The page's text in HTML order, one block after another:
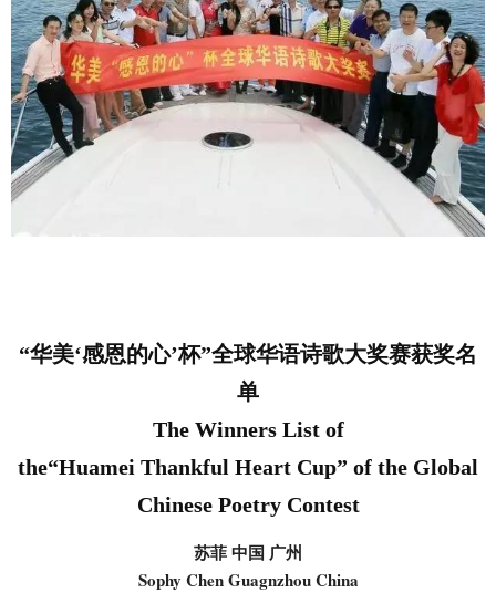
“华美‘感恩的心’杯”全球华语诗歌大奖赛获奖名
单
The Winners List of
the“Huamei Thankful Heart Cup” of the Global
Chinese Poetry Contest
苏菲 中国 广州
Sophy Chen Guagnzhou China